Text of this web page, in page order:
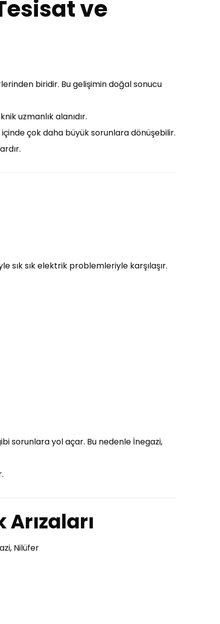
ve
biridir. Bu gelişimin doğal sonucu
uzmanlık alanıdır.
içinde çok daha büyük sorunlara dönüşebilir.
sık sık elektrik problemleriyle karşılaşır.
sorunlara yol açar. Bu nedenle İnegazi,
Nilüfer